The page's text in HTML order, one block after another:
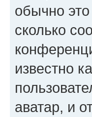
обычно
сколько
известно
аватар, и